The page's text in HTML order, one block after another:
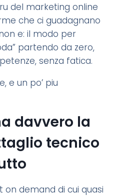
del marketing online
che ci guadagnano
e: il modo per
partendo da zero,
senza fatica.
e un po’ piu
davvero la
tecnico
on demand di cui quasi